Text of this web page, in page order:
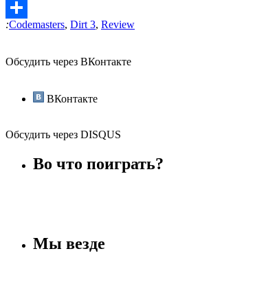
Email
Отправить
:Codemasters, Dirt 3, Review
Обсудить через ВКонтакте
ВКонтакте
Обсудить через DISQUS
Во что поиграть?
Мы везде